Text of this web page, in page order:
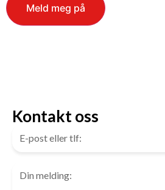
Meld meg på
Kontakt oss